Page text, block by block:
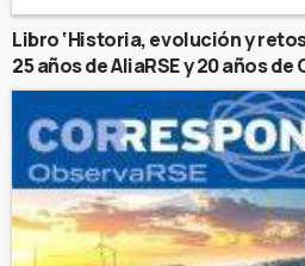
Libro ‘Historia, evolución y
25 años de AliaRSE y 20 años